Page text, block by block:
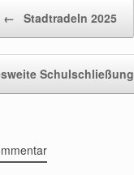
← Stadtradeln 2025
Schulschließung